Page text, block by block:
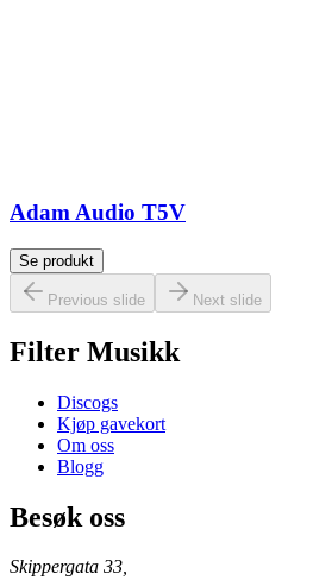
Adam Audio T5V
Se produkt
Previous slide Next slide
Filter Musikk
Discogs
Kjøp gavekort
Om oss
Blogg
Besøk oss
Skippergata 33,